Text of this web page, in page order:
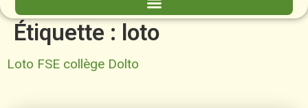
Étiquette : loto
Loto FSE collège Dolto